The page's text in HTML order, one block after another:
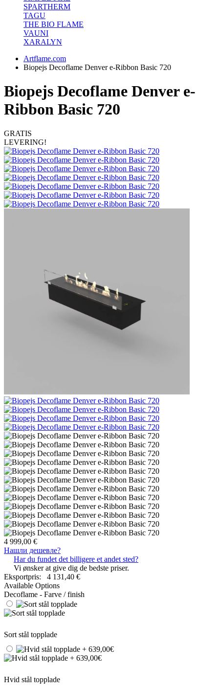
SPARTHERM
TAGU
THE BIO FLAME
VAUNI
XARALYN
Artflame.com
Biopejs Decoflame Denver e-Ribbon Basic 720
Biopejs Decoflame Denver e-
Ribbon Basic 720
GRATIS
LEVERING!
4 999,00 €
Нашли дешевле?
Har du fundet det billigere et andet sted?
Vi ønsker at give dig de bedste priser.
Eksportpris:
4 131,40 €
Available Options
Decoflame - Farve / finish
Sort stål topplade
Hvid stål topplade